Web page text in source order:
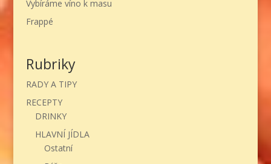
Vybíráme víno k masu
Frappé
Rubriky
RADY A TIPY
RECEPTY
DRINKY
HLAVNÍ JÍDLA
Ostatní